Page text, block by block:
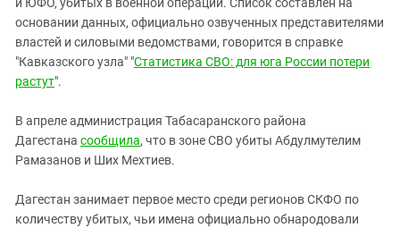
и ЮФО, убитых в военной операции. Список составлен на
основании данных, официально озвученных представителями
властей и силовыми ведомствами, говорится в справке
"Кавказского узла" "Статистика СВО: для юга России потери
растут".
В апреле администрация Табасаранского района
Дагестана сообщила, что в зоне СВО убиты Абдулмутелим
Рамазанов и Ших Мехтиев.
Дагестан занимает первое место среди регионов СКФО по
количеству убитых, чьи имена официально обнародовали